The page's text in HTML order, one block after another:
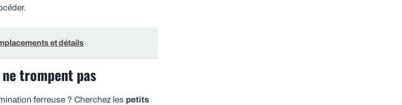
et détails
trompent pas
ferreuse ? Cherchez les petits